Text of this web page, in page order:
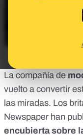
La compañía de
vuelto a convertir
las miradas. Los
Newspaper han
encubierta sobre